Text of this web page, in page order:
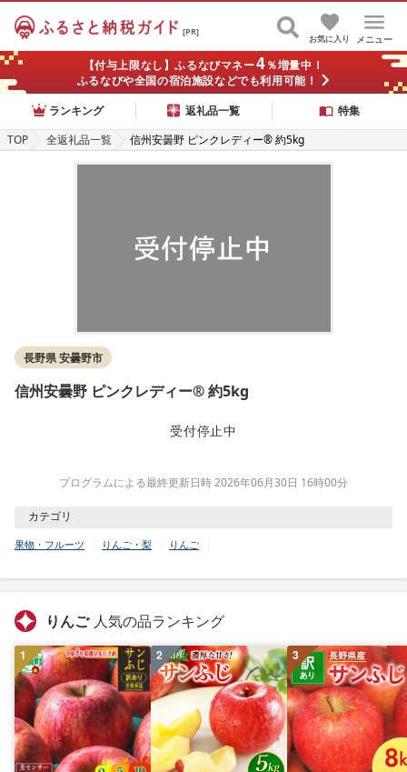
[PR]
メニュー
お気に入り
【付与上限なし】ふるなびマネー4％増量中！
ふるなびや全国の宿泊施設などでも利用可能！
ランキング
返礼品一覧
特集
TOP
全返礼品一覧 信州安曇野 ピンクレディー® 約5kg
長野県 安曇野市
信州安曇野 ピンクレディー® 約5kg
受付停止中
プログラムによる最終更新日時 2026年06月30日 16時00分
カテゴリ
果物・フルーツ りんご・梨 りんご
りんご 人気の品ランキング
1 2 3